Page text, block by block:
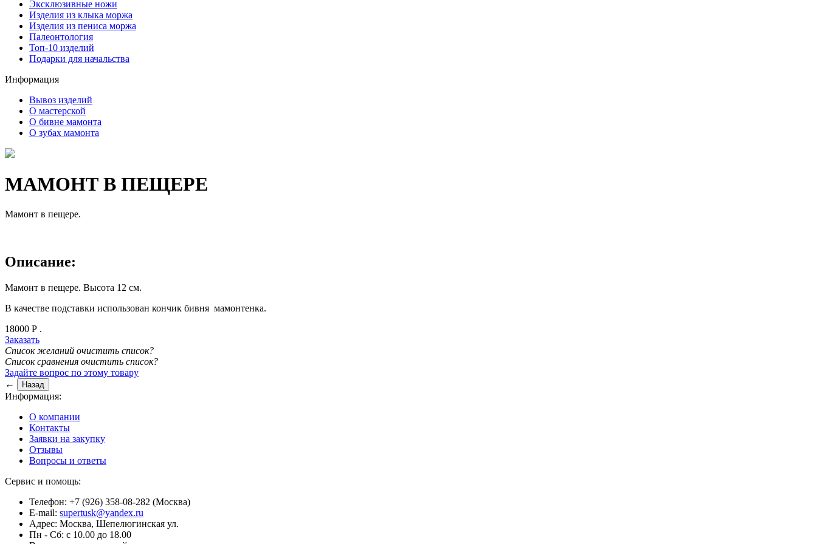
Эксклюзивные ножи
Изделия из клыка моржа
Изделия из пениса моржа
Палеонтология
Топ-10 изделий
Подарки для начальства
Информация
Вывоз изделий
О мастерской
О бивне мамонта
О зубах мамонта
МАМОНТ В ПЕЩЕРЕ
Мамонт в пещере.
Описание:
Мамонт в пещере. Высота 12 см.
В качестве подставки использован кончик бивня мамонтенка.
18000 Р .
Заказать
Список желаний очистить список?
Список сравнения очистить список?
Задайте вопрос по этому товару
←
Информация:
О компании
Контакты
Заявки на закупку
Отзывы
Вопросы и ответы
Сервис и помощь:
Телефон: +7 (926) 358-08-282 (Москва)
E-mail: supertusk@yandex.ru
Адрес: Москва, Шепелюгинская ул.
Пн - Сб: с 10.00 до 18.00